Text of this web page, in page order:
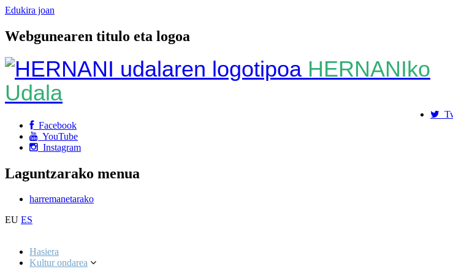
Edukira joan
Webgunearen titulo eta logoa
HERNANIko
Udala
Facebook
YouTube
Instagram
Laguntzarako menua
harremanetarako
EU ES
Hasiera
Kultur ondarea